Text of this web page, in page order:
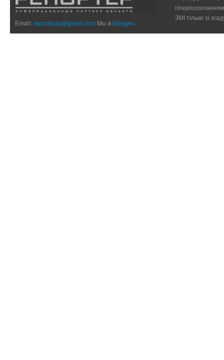
Email:reporterzp@gmail.com Мы вGoogle+
ЗМІ тільки зі